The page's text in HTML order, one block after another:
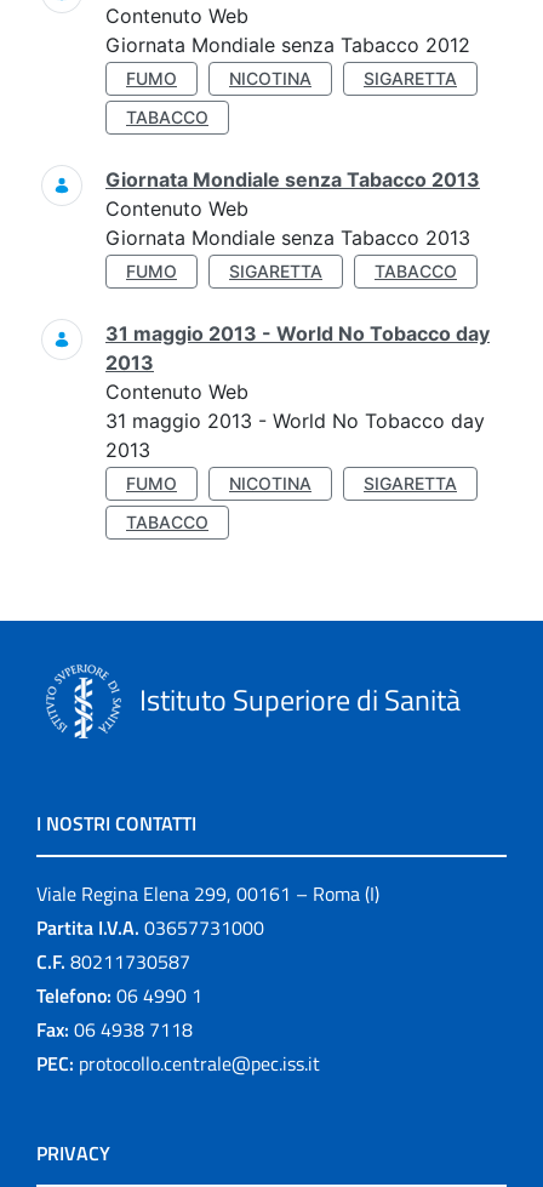
Contenuto Web
Giornata Mondiale senza Tabacco 2012
FUMO NICOTINA
SIGARETTA
TABACCO
Giornata Mondiale senza Tabacco 2013
Contenuto Web
Giornata Mondiale senza Tabacco 2013
FUMO SIGARETTA TABACCO
31 maggio 2013 - World No Tobacco day
2013
Contenuto Web
31 maggio 2013 - World No Tobacco day
2013
FUMO NICOTINA
SIGARETTA
TABACCO
Istituto Superiore di Sanità
I NOSTRI CONTATTI
Viale Regina Elena 299, 00161 – Roma (I)
Partita I.V.A. 03657731000
C.F. 80211730587
Telefono: 06 4990 1
Fax: 06 4938 7118
PEC: protocollo.centrale@pec.iss.it
PRIVACY